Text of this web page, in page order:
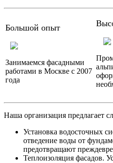
Большой опыт
Занимаемся фасадными
работами в Москве с 2007
года
Наша организация предлагает
Установка водосточных
отведение воды от
предотвращают
Теплоизоляция фасадов.